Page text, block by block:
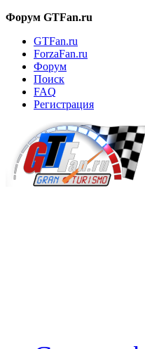
Форум GTFan.ru
GTFan.ru
ForzaFan.ru
Форум
Поиск
FAQ
Регистрация